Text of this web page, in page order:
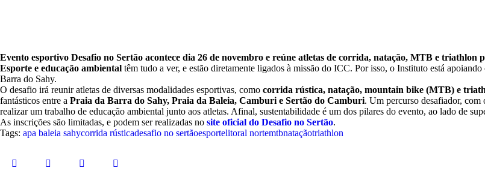
Evento esportivo Desafio no Sertão acontece dia 26 de novembro e reúne atletas de corrida, natação, MTB e
Esporte e educação ambiental têm tudo a ver, e estão diretamente ligados à missão do ICC. Por isso, o Instituto está apoiando
Barra do Sahy.
O desafio irá reunir atletas de diversas modalidades esportivas, como corrida rústica, natação, mountain bike (MTB) e
fantásticos entre a Praia da Barra do Sahy, Praia da Baleia, Camburi e Sertão do Camburi. Um percurso desafiador, com
realizar um trabalho de educação ambiental junto aos atletas. Afinal, sustentabilidade é um dos pilares do evento, ao lado de
As inscrições são limitadas, e podem ser realizadas no site oficial do Desafio no Sertão.
Tags: apa baleia sahycorrida rústicadesafio no sertãoesportelitoral nortemtbnataçãotriathlon